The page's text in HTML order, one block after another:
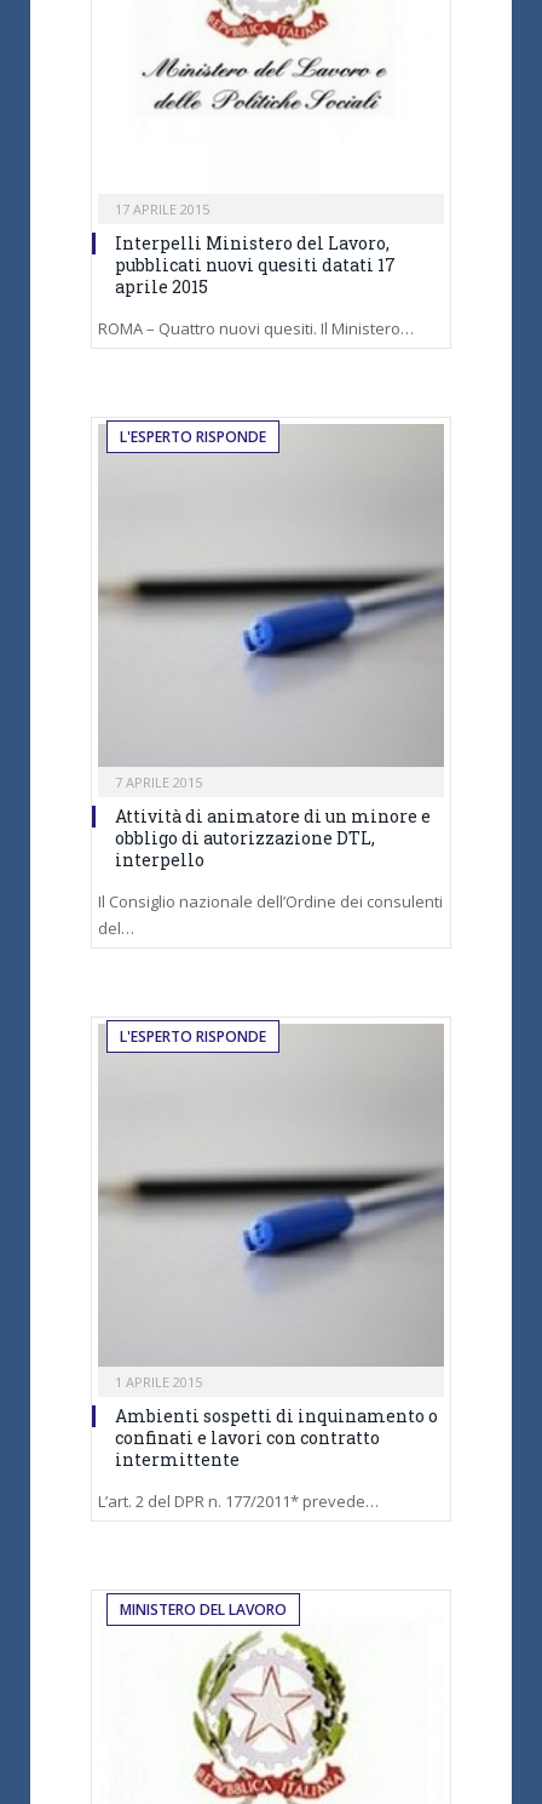
17 APRILE 2015
Interpelli Ministero del Lavoro,
pubblicati nuovi quesiti datati 17
aprile 2015
ROMA – Quattro nuovi quesiti. Il Ministero…
L'ESPERTO RISPONDE
7 APRILE 2015
Attività di animatore di un minore e
obbligo di autorizzazione DTL,
interpello
Il Consiglio nazionale dell’Ordine dei consulenti
del…
L'ESPERTO RISPONDE
1 APRILE 2015
Ambienti sospetti di inquinamento o
confinati e lavori con contratto
intermittente
L’art. 2 del DPR n. 177/2011* prevede…
MINISTERO DEL LAVORO